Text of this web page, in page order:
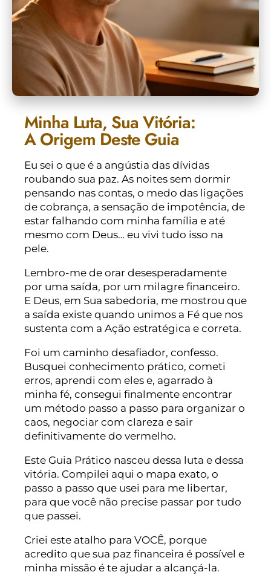
Minha Luta, Sua Vitória:
A Origem Deste Guia
Eu sei o que é a angústia das dívidas
roubando sua paz. As noites sem dormir
pensando nas contas, o medo das ligações
de cobrança, a sensação de impotência, de
estar falhando com minha família e até
mesmo com Deus… eu vivi tudo isso na
pele.
Lembro-me de orar desesperadamente
por uma saída, por um milagre financeiro.
E Deus, em Sua sabedoria, me mostrou que
a saída existe quando unimos a Fé que nos
sustenta com a Ação estratégica e correta.
Foi um caminho desafiador, confesso.
Busquei conhecimento prático, cometi
erros, aprendi com eles e, agarrado à
minha fé, consegui finalmente encontrar
um método passo a passo para organizar o
caos, negociar com clareza e sair
definitivamente do vermelho.
Este Guia Prático nasceu dessa luta e dessa
vitória. Compilei aqui o mapa exato, o
passo a passo que usei para me libertar,
para que você não precise passar por tudo
que passei.
Criei este atalho para VOCÊ, porque
acredito que sua paz financeira é possível e
minha missão é te ajudar a alcançá-la.